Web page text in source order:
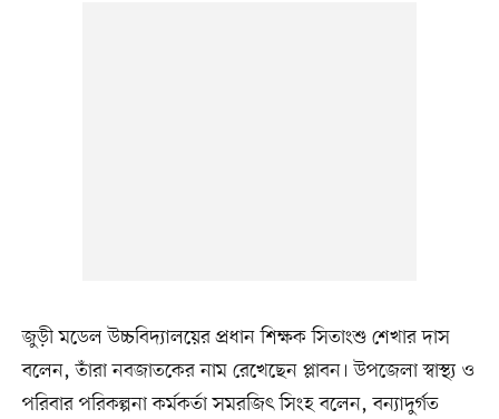
জুড়ী মডেল উচ্চবিদ্যালয়ের প্রধান শিক্ষক সিতাংশু শেখার দাস
বলেন, তাঁরা নবজাতকের নাম রেখেছেন প্লাবন। উপজেলা স্বাস্থ্য ও
পরিবার পরিকল্পনা কর্মকর্তা সমরজিৎ সিংহ বলেন, বন্যাদুর্গত